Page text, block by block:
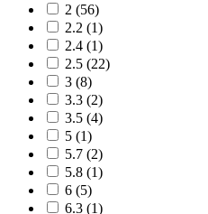
2 (56)
2.2 (1)
2.4 (1)
2.5 (22)
3 (8)
3.3 (2)
3.5 (4)
5 (1)
5.7 (2)
5.8 (1)
6 (5)
6.3 (1)